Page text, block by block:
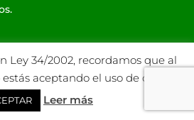
Ley 34/2002, recordamos que al
aceptando el uso de cookies.
Leer más